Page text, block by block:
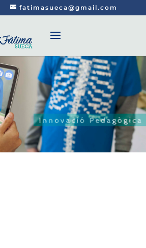
fatimasueca@gmail.com